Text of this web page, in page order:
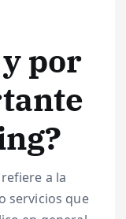
por
a la
servicios que